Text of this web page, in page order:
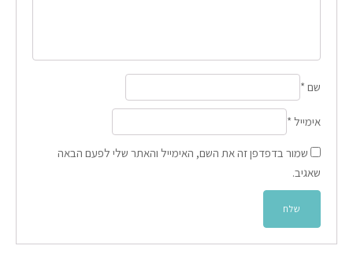
שם *
אימייל *
שמור בדפדפן זה את השם, האימייל והאתר שלי לפעם הבאה
שאגיב.